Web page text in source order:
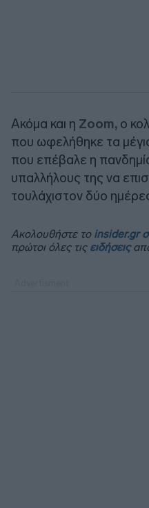
Ακόμα και η Zoom, ο
που ωφελήθηκε τα
που επέβαλε η
υπαλλήλους της να
τουλάχιστον δύο
Ακολουθήστε το insider.gr
πρώτοι όλες τις ειδήσεις